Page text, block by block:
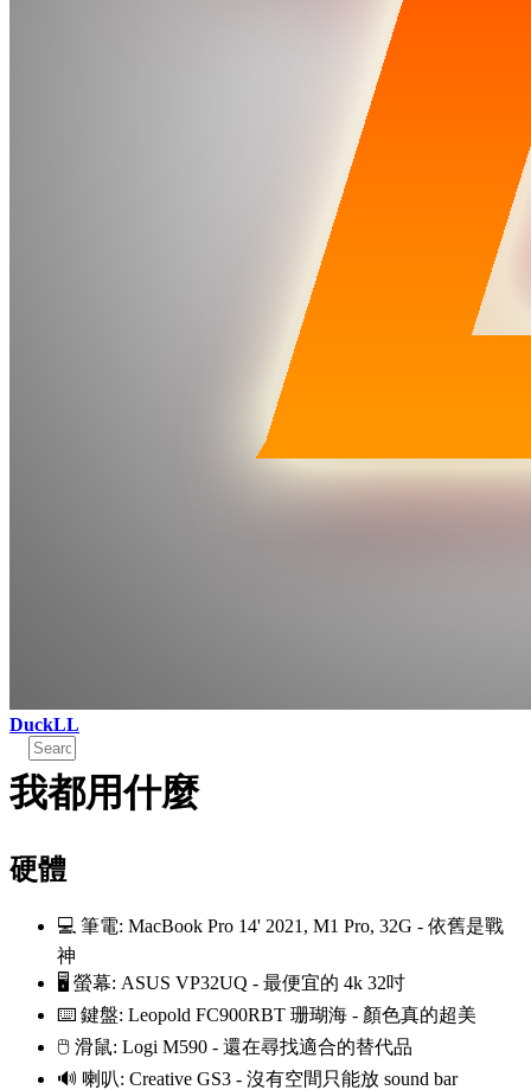
DuckLL
我都用什麼
硬體
💻 筆電: MacBook Pro 14' 2021, M1 Pro, 32G - 依舊是戰
神
🖥️ 螢幕: ASUS VP32UQ - 最便宜的 4k 32吋
⌨️ 鍵盤: Leopold FC900RBT 珊瑚海 - 顏色真的超美
🖱️ 滑鼠: Logi M590 - 還在尋找適合的替代品
🔊 喇叭: Creative GS3 - 沒有空間只能放 sound bar